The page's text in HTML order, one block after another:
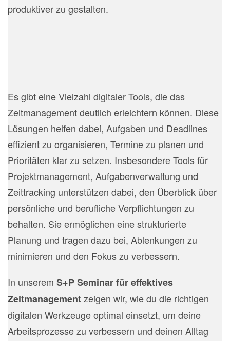
produktiver zu gestalten.
Es gibt eine Vielzahl digitaler Tools, die das
Zeitmanagement deutlich erleichtern können. Diese
Lösungen helfen dabei, Aufgaben und Deadlines
effizient zu organisieren, Termine zu planen und
Prioritäten klar zu setzen. Insbesondere Tools für
Projektmanagement, Aufgabenverwaltung und
Zeittracking unterstützen dabei, den Überblick über
persönliche und berufliche Verpflichtungen zu
behalten. Sie ermöglichen eine strukturierte
Planung und tragen dazu bei, Ablenkungen zu
minimieren und den Fokus zu verbessern.
In unserem S+P Seminar für effektives
Zeitmanagementzeigen wir, wie du die richtigen
digitalen Werkzeuge optimal einsetzt, um deine
Arbeitsprozesse zu verbessern und deinen Alltag